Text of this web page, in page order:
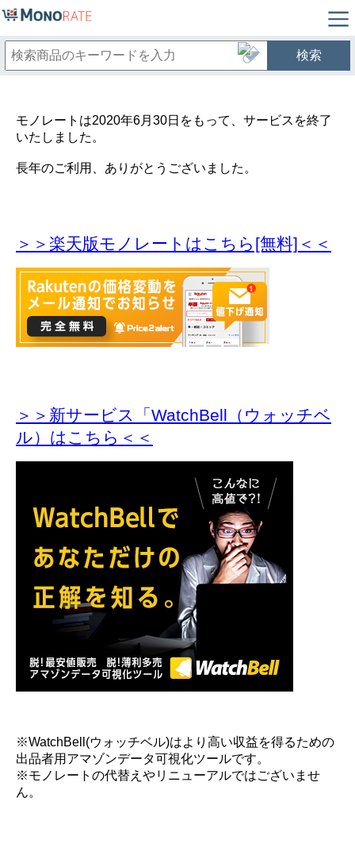
検索
モノレートは2020年6月30日をもって、サービスを終了
いたしました。
長年のご利用、ありがとうございました。
＞＞楽天版モノレートはこちら[無料]＜＜
＞＞新サービス「WatchBell（ウォッチベ
ル）はこちら＜＜
※WatchBell(ウォッチベル)はより高い収益を得るための
出品者用アマゾンデータ可視化ツールです。
※モノレートの代替えやリニューアルではございませ
ん。